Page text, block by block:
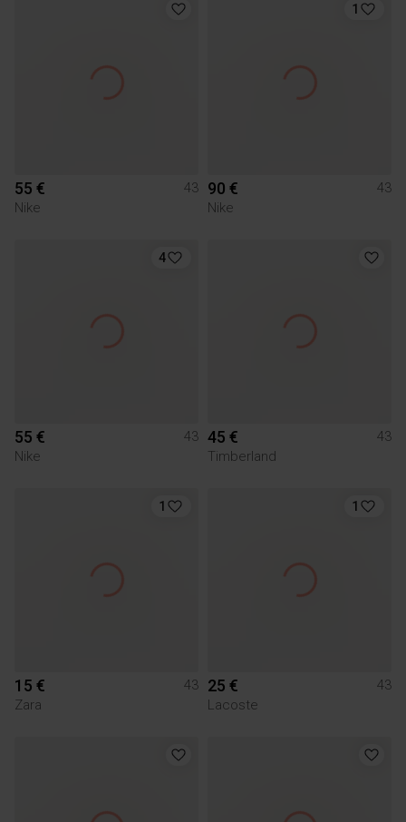
55 €
43
Nike
1
90 €
43
Nike
4
55 €
43
Nike
45 €
43
Timberland
1
15 €
43
Zara
1
25 €
43
Lacoste